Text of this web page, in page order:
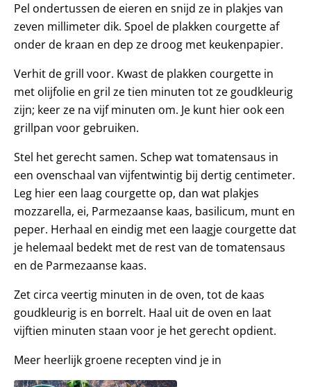
Pel ondertussen de eieren en snijd ze in plakjes van
zeven millimeter dik. Spoel de plakken courgette af
onder de kraan en dep ze droog met keukenpapier.
Verhit de grill voor. Kwast de plakken courgette in
met olijfolie en gril ze tien minuten tot ze goudkleurig
zijn; keer ze na vijf minuten om. Je kunt hier ook een
grillpan voor gebruiken.
Stel het gerecht samen. Schep wat tomatensaus in
een ovenschaal van vijfentwintig bij dertig centimeter.
Leg hier een laag courgette op, dan wat plakjes
mozzarella, ei, Parmezaanse kaas, basilicum, munt en
peper. Herhaal en eindig met een laagje courgette dat
je helemaal bedekt met de rest van de tomatensaus
en de Parmezaanse kaas.
Zet circa veertig minuten in de oven, tot de kaas
goudkleurig is en borrelt. Haal uit de oven en laat
vijftien minuten staan voor je het gerecht opdient.
Meer heerlijk groene recepten vind je in